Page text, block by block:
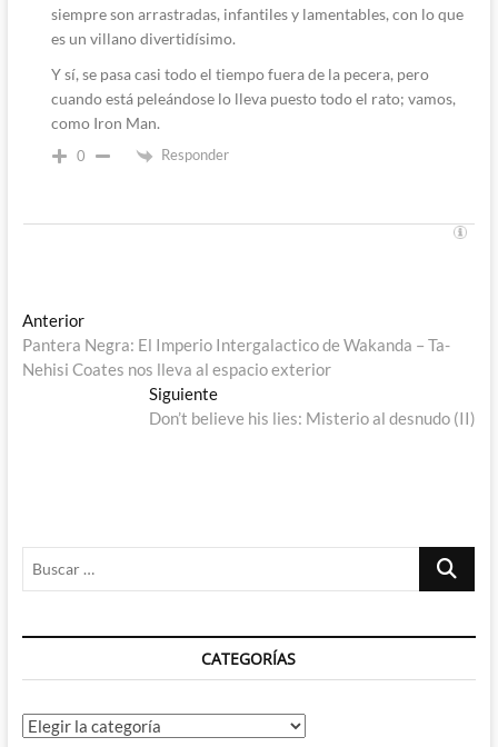
siempre son arrastradas, infantiles y lamentables, con lo que
es un villano divertidísimo.
Y sí, se pasa casi todo el tiempo fuera de la pecera, pero
cuando está peleándose lo lleva puesto todo el rato; vamos,
como Iron Man.
0 Responder
Navegación
de
AnteriorEntrada
anterior:
Pantera Negra: El Imperio Intergalactico de Wakanda – Ta-
Nehisi Coates nos lleva al espacio exterior
SiguienteEntrada
siguiente:
Don’t believe his lies: Misterio al desnudo (II)
Buscar
CATEGORÍAS
Categorías